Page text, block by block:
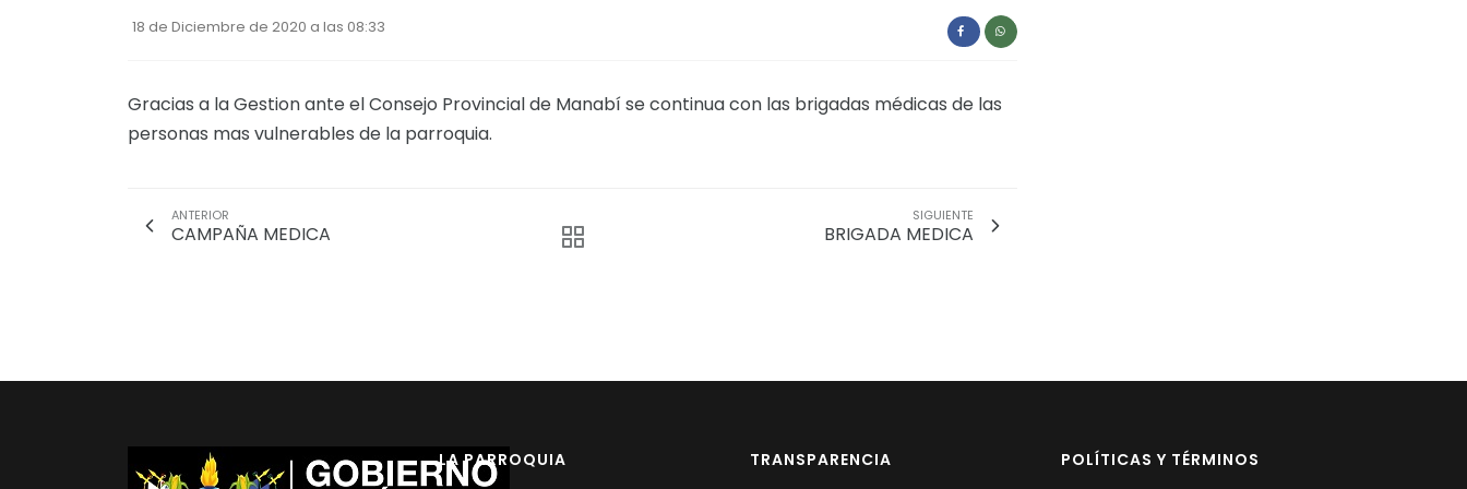
18 de Diciembre de 2020 a las 08:33
Gracias a la Gestion ante el Consejo Provincial de Manabí se continua con las brigadas médicas de las
personas mas vulnerables de la parroquia.
ANTERIOR
CAMPAÑA MEDICA
SIGUIENTE
BRIGADA MEDICA
LA PARROQUIA TRANSPARENCIA POLÍTICAS Y TÉRMINOS